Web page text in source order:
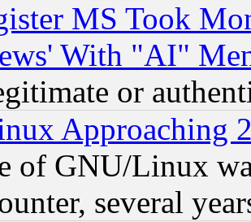
MS Took
With "AI"
or
Approaching
of GNU/Linux
several